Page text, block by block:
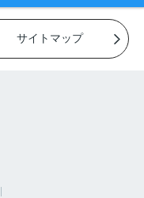
サイトマップ